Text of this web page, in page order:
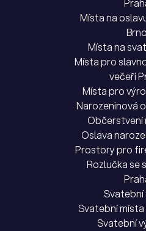
Místa na
Brno
Místa na
Místa pro
večeři
Místa pro
Narozeninová
Občerstvení
Oslava
Prostory pro
Rozlučka se
Svatební
Svatební
Svatební